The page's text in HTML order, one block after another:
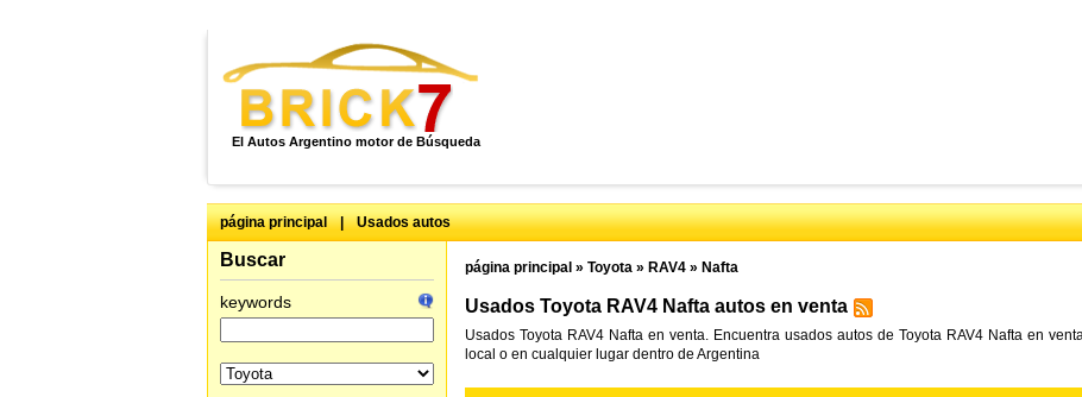
El Autos Argentino motor de Búsqueda
página principal | Usados autos
Buscar
keywords
página principal » Toyota» RAV4» Nafta
Usados Toyota RAV4 Nafta autos en venta
Usados Toyota RAV4 Nafta en venta. Encuentra usados autos de Toyota RAV4 Nafta en
local o en cualquier lugar dentro de Argentina